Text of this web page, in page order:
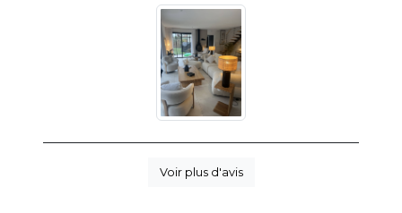
Voir plus d'avis